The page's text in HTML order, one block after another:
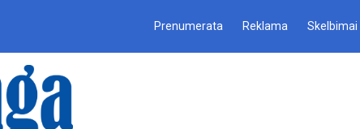
Prenumerata Reklama Skelbimai